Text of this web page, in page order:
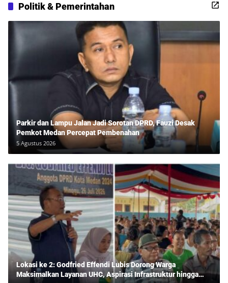
Politik & Pemerintahan
Parkir dan Lampu Jalan Jadi Sorotan DPRD, Fauzi Desak
Pemkot Medan Percepat Pembenahan
5 Agustus 2026
Lokasi ke 2: Godfried Effendi Lubis Dorong Warga
Maksimalkan Layanan UHC, Aspirasi Infrastruktur hingga